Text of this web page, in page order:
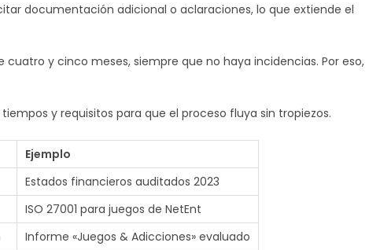
documentación adicional o aclaraciones, lo que extiende el
y cinco meses, siempre que no haya incidencias. Por eso,
y requisitos para que el proceso fluya sin tropiezos.
Ejemplo
Estados financieros auditados 2023
ISO 27001 para juegos de NetEnt
Informe «Juegos & Adicciones» evaluado